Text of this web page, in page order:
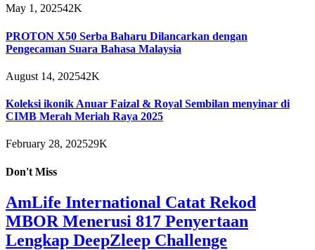
May 1, 202542K
PROTON X50 Serba Baharu Dilancarkan dengan
Pengecaman Suara Bahasa Malaysia
August 14, 202542K
Koleksi ikonik Anuar Faizal & Royal Sembilan menyinar di
CIMB Merah Meriah Raya 2025
February 28, 202529K
Don't Miss
AmLife International Catat Rekod
MBOR Menerusi 817 Penyertaan
Lengkap DeepZleep Challenge